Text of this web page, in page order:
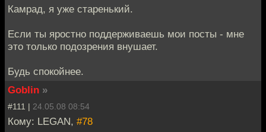
Камрад, я уже старенький.
Если ты яростно поддерживаешь мои посты - мне
это только подозрения внушает.
Будь спокойнее.
Goblin »
#111 | 24.05.08 08:54
Кому: LEGAN, #78